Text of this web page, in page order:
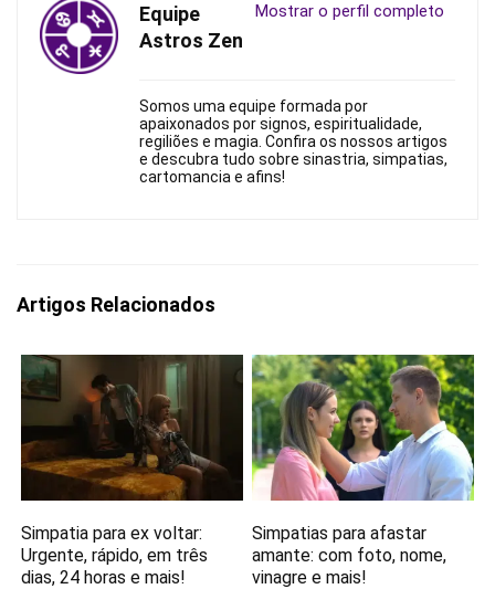
Mostrar o perfil completo
Equipe
Astros Zen
Somos uma equipe formada por
apaixonados por signos, espiritualidade,
regiliões e magia. Confira os nossos artigos
e descubra tudo sobre sinastria, simpatias,
cartomancia e afins!
Artigos Relacionados
Simpatia para ex voltar:
Urgente, rápido, em três
dias, 24 horas e mais!
Simpatias para afastar
amante: com foto, nome,
vinagre e mais!